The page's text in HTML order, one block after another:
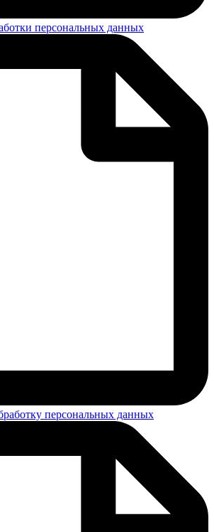
персональных данных
персональных данных